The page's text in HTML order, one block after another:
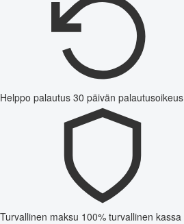
Helppo palautus 30 päivän palautusoikeus
Turvallinen maksu 100% turvallinen kassa